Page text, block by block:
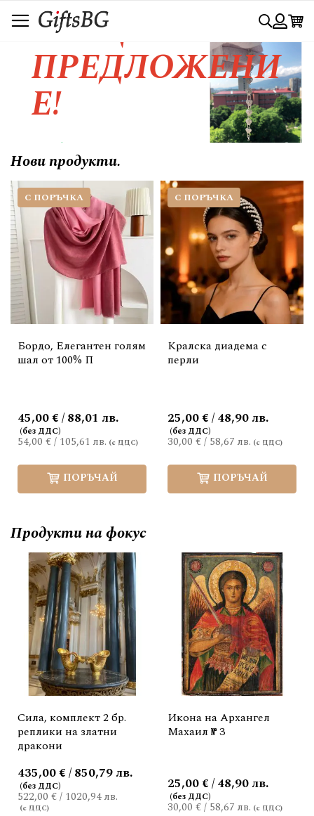
към
съдържанието
Търси
СПЕЦИАЛНО
ПРЕДЛОЖЕНИ
Е!
Любовта се изразява с красивия
жест.....
Нови продукти.
С ПОРЪЧКА
Бордо, Елегантен голям
шал от 100% П
54,00 €/ 105,61 лв.
45,00 € / 88,01 лв.
ПОРЪЧАЙ
С ПОРЪЧКА
Кралска диадема с
перли
30,00 €/ 58,67 лв.
25,00 € / 48,90 лв.
ПОРЪЧАЙ
Продукти на фокус
Сила, комплект 2 бр.
реплики на златни
дракони
522,00 €/ 1020,94 лв.
435,00 € / 850,79 лв.
Икона на Архангел
Махаил № 3
30,00 €/ 58,67 лв.
25,00 € / 48,90 лв.